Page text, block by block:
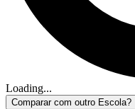
Loading...
Comparar com outro Escola?